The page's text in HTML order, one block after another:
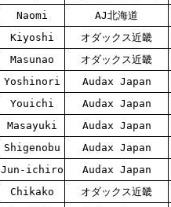
Naomi
AJ北海道
Kiyoshi
オダックス近畿
Masunao
オダックス近畿
Yoshinori
Audax Japan
Youichi
Audax Japan
Masayuki
Audax Japan
Shigenobu
Audax Japan
Jun-ichiro
Audax Japan
Chikako
オダックス近畿